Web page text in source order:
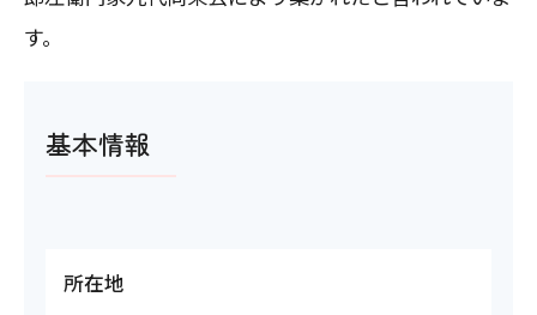
す。
基本情報
所在地